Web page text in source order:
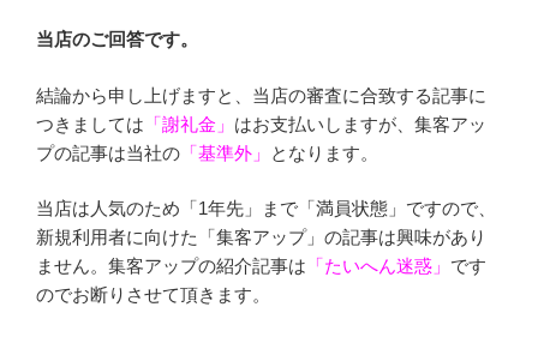
当店のご回答です。
結論から申し上げますと、当店の審査に合致する記事に
つきましては 「謝礼金」 はお支払いしますが、集客アッ
プの記事は当社の 「基準外」 となります。
当店は人気のため「1年先」まで「満員状態」ですので、
新規利用者に向けた「集客アップ」の記事は興味があり
ません。集客アップの紹介記事は 「たいへん迷惑」 です
のでお断りさせて頂きます。